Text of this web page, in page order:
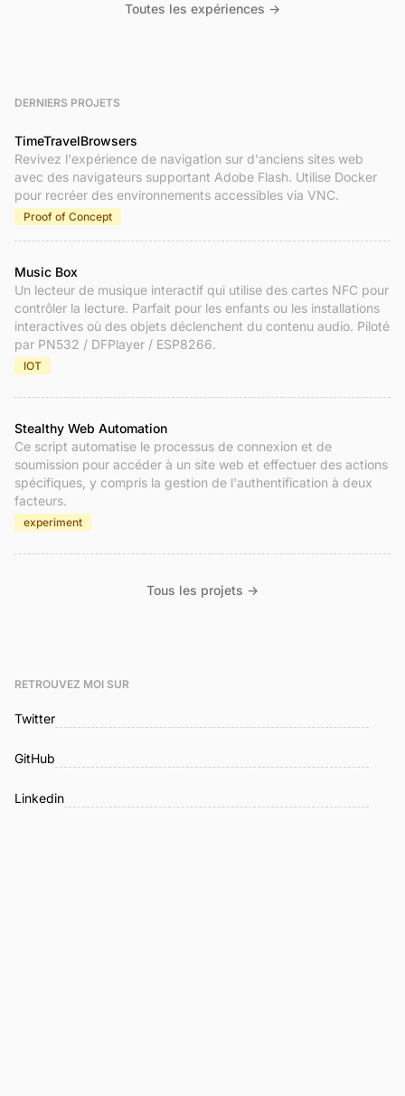
Toutes les expériences →
DERNIERS PROJETS
TimeTravelBrowsers
Revivez l'expérience de navigation sur d'anciens sites web
avec des navigateurs supportant Adobe Flash. Utilise Docker
pour recréer des environnements accessibles via VNC.
Proof of Concept
Music Box
Un lecteur de musique interactif qui utilise des cartes NFC pour
contrôler la lecture. Parfait pour les enfants ou les installations
interactives où des objets déclenchent du contenu audio. Piloté
par PN532 / DFPlayer / ESP8266.
IOT
Stealthy Web Automation
Ce script automatise le processus de connexion et de
soumission pour accéder à un site web et effectuer des actions
spécifiques, y compris la gestion de l'authentification à deux
facteurs.
experiment
Tous les projets →
RETROUVEZ MOI SUR
Twitter
GitHub
Linkedin